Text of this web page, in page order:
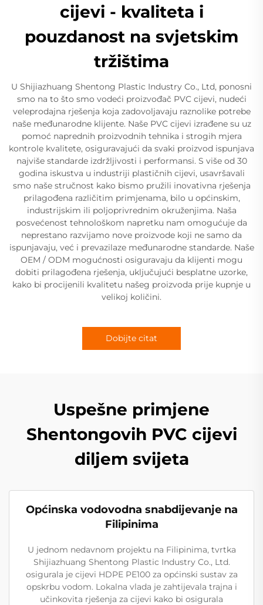
cijevi - kvaliteta i
pouzdanost na svjetskim
tržištima
U Shijiazhuang Shentong Plastic Industry Co., Ltd, ponosni
smo na to što smo vodeći proizvođač PVC cijevi, nudeći
veleprodajna rješenja koja zadovoljavaju raznolike potrebe
naše međunarodne klijente. Naše PVC cijevi izrađene su uz
pomoć naprednih proizvodnih tehnika i strogih mjera
kontrole kvalitete, osiguravajući da svaki proizvod ispunjava
najviše standarde izdržljivosti i performansi. S više od 30
godina iskustva u industriji plastičnih cijevi, usavršavali
smo naše stručnost kako bismo pružili inovativna rješenja
prilagođena različitim primjenama, bilo u općinskim,
industrijskim ili poljoprivrednim okruženjima. Naša
posvećenost tehnološkom napretku nam omogućuje da
neprestano razvijamo nove proizvode koji ne samo da
ispunjavaju, već i prevazilaze međunarodne standarde. Naše
OEM / ODM mogućnosti osiguravaju da klijenti mogu
dobiti prilagođena rješenja, uključujući besplatne uzorke,
kako bi procijenili kvalitetu našeg proizvoda prije kupnje u
velikoj količini.
Dobijte citat
Uspešne primjene
Shentongovih PVC cijevi
diljem svijeta
Općinska vodovodna snabdijevanje na
Filipinima
U jednom nedavnom projektu na Filipinima, tvrtka
Shijiazhuang Shentong Plastic Industry Co., Ltd.
osigurala je cijevi HDPE PE100 za općinski sustav za
opskrbu vodom. Lokalna vlada je zahtijevala trajna i
učinkovita rješenja za cijevi kako bi osigurala